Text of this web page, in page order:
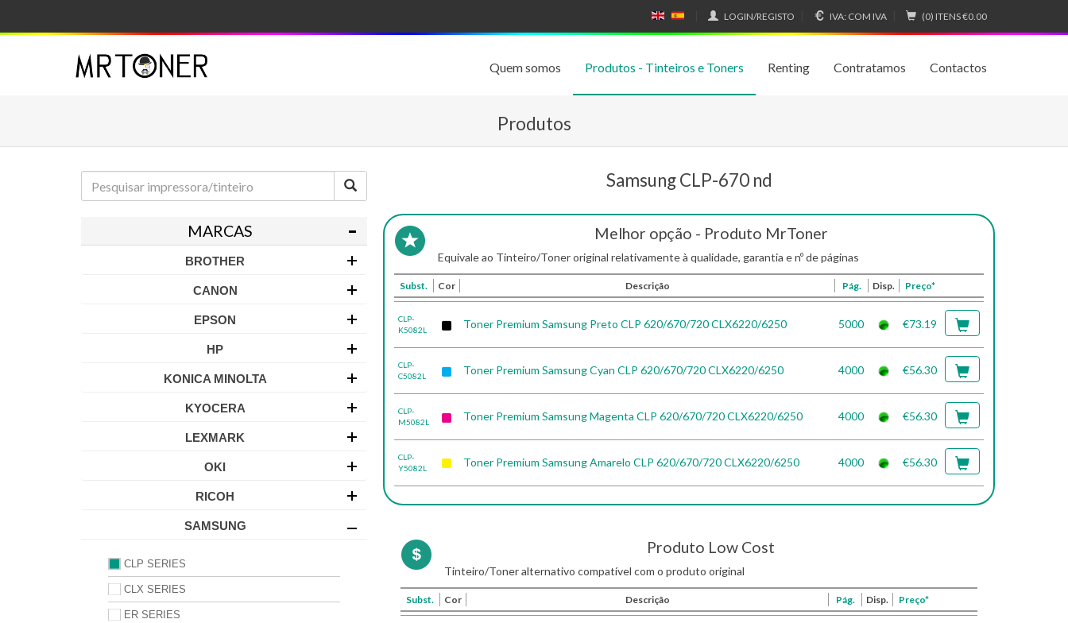
N
H
SP
OL
LOGIN/REGISTO IVA: COM IVA (0) ITENS€0.00
Quem somos Produtos - Tinteiros e Toners Renting Contratamos Contactos
Produtos
MARCAS
BROTHER
CANON
EPSON
HP
KONICA MINOLTA
KYOCERA
LEXMARK
OKI
RICOH
SAMSUNG
CLP SERIES
CLX SERIES
ER SERIES
Samsung CLP-670 nd
Melhor opção - Produto MrToner
Equivale ao Tinteiro/Toner original relativamente à qualidade, garantia e nº de páginas
Subst. Cor Descrição Pág. Disp. Preço*
CLP-
K5082L
Toner Premium Samsung Preto CLP 620/670/720 CLX6220/6250 5000 €73.19
CLP-
C5082L
Toner Premium Samsung Cyan CLP 620/670/720 CLX6220/6250 4000 €56.30
CLP-
M5082L
Toner Premium Samsung Magenta CLP 620/670/720 CLX6220/6250 4000 €56.30
CLP-
Y5082L
Toner Premium Samsung Amarelo CLP 620/670/720 CLX6220/6250 4000 €56.30
Produto Low Cost
Tinteiro/Toner alternativo compatível com o produto original
Subst. Cor Descrição Pág. Disp. Preço*